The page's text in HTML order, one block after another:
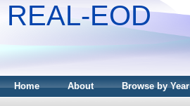
REAL-EOD
Home About Browse by Year